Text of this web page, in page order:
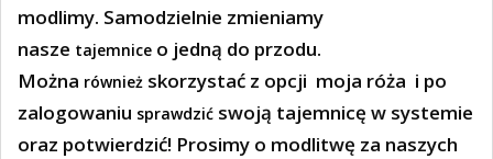
modlimy. Samodzielnie zmieniamy
nasze tajemnice o jedną do przodu.
Można również skorzystać z opcji moja róża i po
zalogowaniu sprawdzić swoją tajemnicę w systemie
oraz potwierdzić! Prosimy o modlitwę za naszych